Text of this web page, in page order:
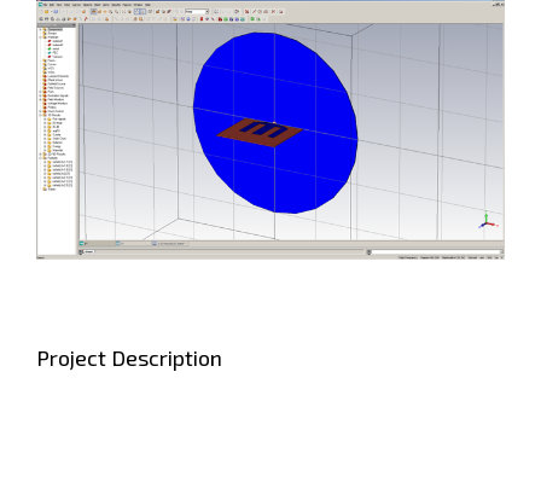
View
Larger
Image
Project Description